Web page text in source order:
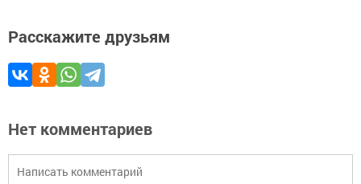
Расскажите друзьям
Нет комментариев